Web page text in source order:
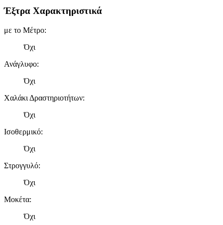
Έξτρα Χαρακτηριστικά
με το Μέτρο:
Όχι
Ανάγλυφο:
Όχι
Χαλάκι Δραστηριοτήτων:
Όχι
Ισοθερμικό:
Όχι
Στρογγυλό:
Όχι
Μοκέτα:
Όχι